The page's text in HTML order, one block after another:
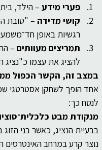
פערי מידע – הילד,
קושי מדידה – "טובת
רגשיות באופן
תמריצים מעוותים –
להציג את עצמו כ"נציג
במצב זה, הקשר הכפול
אחד הופך לשחקן אסטרטגי
לנסח כך:
מנקודת מבט
בבעיית הנציג, כאשר בני
נוצר קרע במרחב האינטרסים